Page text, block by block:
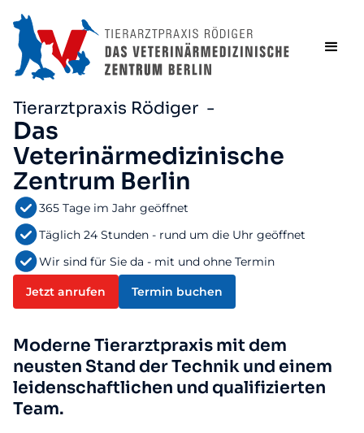
Tierarztpraxis Rödiger -
Das
Veterinärmedizinische
Zentrum Berlin
365 Tage im Jahr geöffnet
Täglich 24 Stunden - rund um die Uhr geöffnet
Wir sind für Sie da - mit und ohne Termin
Jetzt anrufen Termin buchen
Moderne Tierarztpraxis mit dem
neusten Stand der Technik und einem
leidenschaftlichen und qualifizierten
Team.